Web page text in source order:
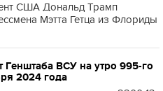
США Дональд Трамп
Мэтта Гетца из Флориды
Генштаба ВСУ на утро 995-го
2024 года